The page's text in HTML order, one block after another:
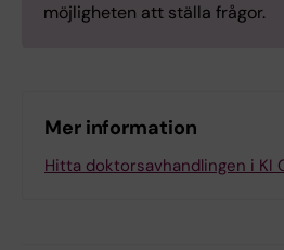
möjligheten att ställa frågor.
Mer information
Hitta doktorsavhandlingen i KI